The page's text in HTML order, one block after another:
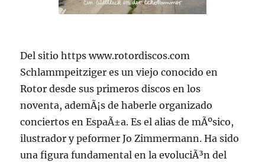
Del sitio https www.rotordiscos.com
Schlammpeitziger es un viejo conocido en
Rotor desde sus primeros discos en los
noventa, ademÃ¡s de haberle organizado
conciertos en EspaÃ±a. Es el alias de mÃºsico,
ilustrador y peformer Jo Zimmermann. Ha sido
una figura fundamental en la evoluciÃ³n del